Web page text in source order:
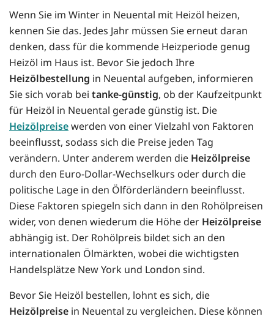
Wenn Sie im Winter in Neuental mit Heizöl heizen,
kennen Sie das. Jedes Jahr müssen Sie erneut daran
denken, dass für die kommende Heizperiode genug
Heizöl im Haus ist. Bevor Sie jedoch Ihre
Heizölbestellung in Neuental aufgeben, informieren
Sie sich vorab bei tanke-günstig, ob der Kaufzeitpunkt
für Heizöl in Neuental gerade günstig ist. Die
Heizölpreisewerden von einer Vielzahl von Faktoren
beeinflusst, sodass sich die Preise jeden Tag
verändern. Unter anderem werden die Heizölpreise
durch den Euro-Dollar-Wechselkurs oder durch die
politische Lage in den Ölförderländern beeinflusst.
Diese Faktoren spiegeln sich dann in den Rohölpreisen
wider, von denen wiederum die Höhe der Heizölpreise
abhängig ist. Der Rohölpreis bildet sich an den
internationalen Ölmärkten, wobei die wichtigsten
Handelsplätze New York und London sind.
Bevor Sie Heizöl bestellen, lohnt es sich, die
Heizölpreise in Neuental zu vergleichen. Diese können